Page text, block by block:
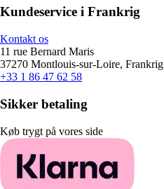
Kundeservice i Frankrig
Kontakt os
11 rue Bernard Maris
37270 Montlouis-sur-Loire, Frankrig
+33 1 86 47 62 58
Sikker betaling
Køb trygt på vores side